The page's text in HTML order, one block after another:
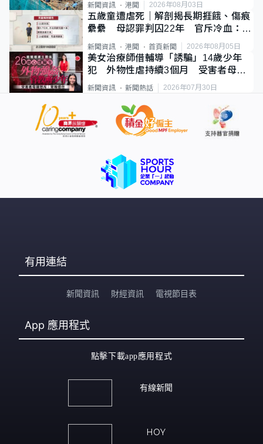
新聞資訊 港聞 2026年08月03日
五歲童遭虐死｜解剖揭長期捱餓、傷痕
纍纍 母認罪判囚22年 官斥冷血：同
類案最惡劣
新聞資訊 港聞 首頁新聞 2026年08月05日
美女治療師借輔導「誘騙」14歲少年
犯 外物性虐持續3個月 受害者母：
要保護其他人
新聞資訊 新聞熱話 2026年07月30日
有用連結
新聞資訊 財經資訊 電視節目表
App 應用程式
點擊下載app應用程式
有線新聞
HOY